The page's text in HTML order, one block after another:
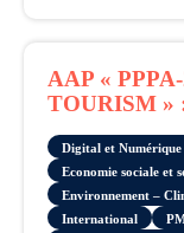
AAP «
TOURISM »
Digital et Numérique
Economie sociale et
Environnement –
International